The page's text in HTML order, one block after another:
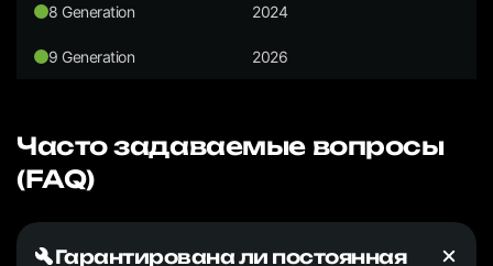
8 Generation 2024
9 Generation 2026
Часто задаваемые вопросы
(FAQ)
Гарантирована ли постоянная